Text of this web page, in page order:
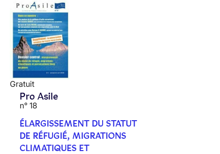
Gratuit
Pro Asile
n° 18
ÉLARGISSEMENT DU STATUT
DE RÉFUGIÉ, MIGRATIONS
CLIMATIQUES ET